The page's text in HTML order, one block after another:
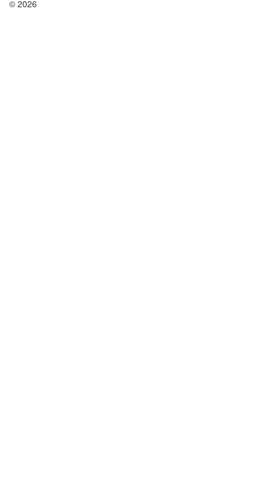
© 2026